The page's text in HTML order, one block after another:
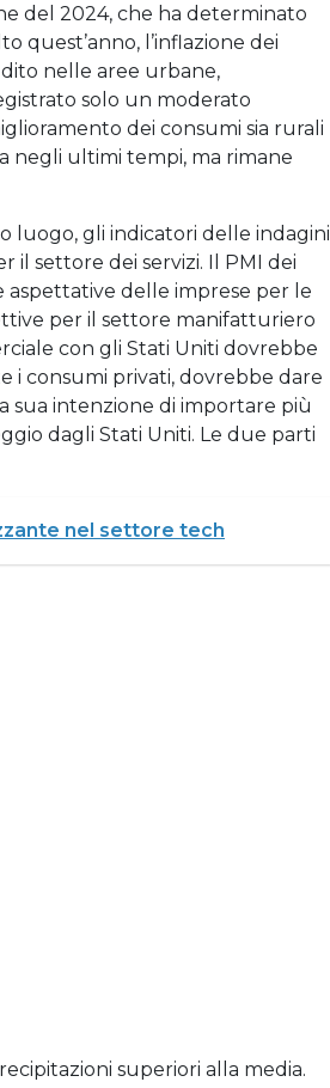
del 2024, che ha determinato
quest’anno, l’inflazione dei
nelle aree urbane,
solo un moderato
dei consumi sia rurali
negli ultimi tempi, ma rimane
luogo, gli indicatori delle indagini
settore dei servizi. Il PMI dei
aspettative delle imprese per le
per il settore manifatturiero
con gli Stati Uniti dovrebbe
i consumi privati, dovrebbe dare
sua intenzione di importare più
dagli Stati Uniti. Le due parti
nel settore tech
superiori alla media.